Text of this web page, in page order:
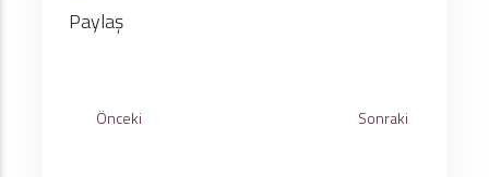
Paylaş
Önceki Sonraki